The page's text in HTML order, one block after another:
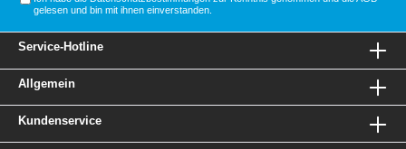
gelesen und bin mit ihnen einverstanden.
Service-Hotline
Allgemein
Kundenservice